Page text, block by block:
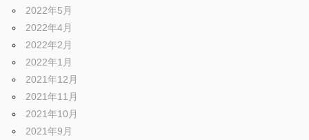
2022年5月
2022年4月
2022年2月
2022年1月
2021年12月
2021年11月
2021年10月
2021年9月